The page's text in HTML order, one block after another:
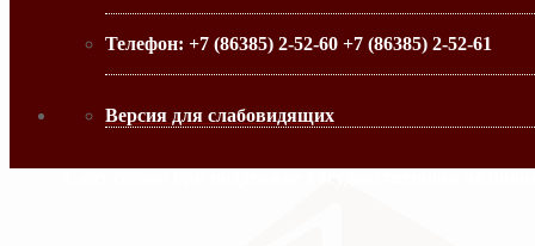
Телефон: +7 (86385) 2-52-60 +7 (86385) 2-52-61
Версия для слабовидящих